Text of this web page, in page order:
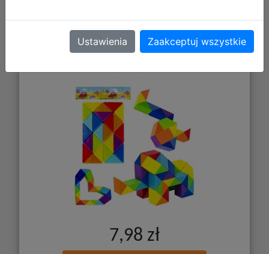
Mega Creative Kostka Magiczna Wąż
7,98 zł
Ustawienia Zaakceptuj wszystkie